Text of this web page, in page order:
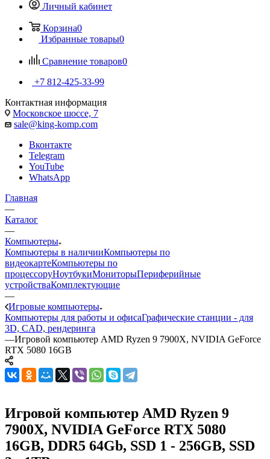
Личный кабинет
Корзина0
Избранные товары0
Сравнение товаров0
+7 812-425-33-99
Контактная информация
Московское шоссе, 7
sale@king-komp.com
Вконтакте
Telegram
YouTube
WhatsApp
Главная
—
Каталог
—
Компьютеры
Компьютеры в наличииКомпьютеры по
видеокартеКомпьютеры по
процессоруНоутбукиМониторыПериферийные
устройстваКомплектующие
—
Игровые компьютеры
Компьютеры для работы и офисаГрафические станции - для
3D, CAD, рендеринга
—Игровой компьютер AMD Ryzen 9 7900X, NVIDIA GeForce
RTX 5080 16GB
Игровой компьютер AMD Ryzen 9
7900X, NVIDIA GeForce RTX 5080
16GB, DDR5 64Gb, SSD 1 - 256GB, SSD